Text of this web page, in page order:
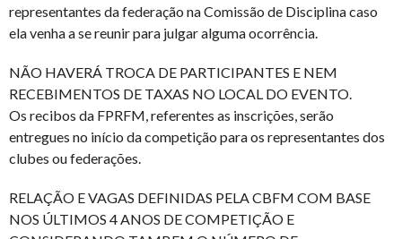
representantes da federação na Comissão de Disciplina caso
ela venha a se reunir para julgar alguma ocorrência.
NÃO HAVERÁ TROCA DE PARTICIPANTES E NEM
RECEBIMENTOS DE TAXAS NO LOCAL DO EVENTO.
Os recibos da FPRFM, referentes as inscrições, serão
entregues no início da competição para os representantes dos
clubes ou federações.
RELAÇÃO E VAGAS DEFINIDAS PELA CBFM COM BASE
NOS ÚLTIMOS 4 ANOS DE COMPETIÇÃO E